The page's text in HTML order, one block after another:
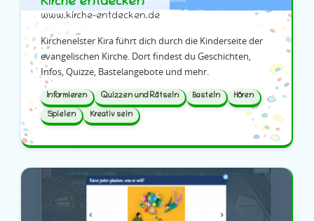
www.kirche-entdecken.de
Kirchenelster Kira führt dich durch die Kinderseite der
evangelischen Kirche. Dort findest du Geschichten,
Infos, Quizze, Bastelangebote und mehr.
Informieren Quizzen und Rätseln Basteln Hören
Spielen Kreativ sein